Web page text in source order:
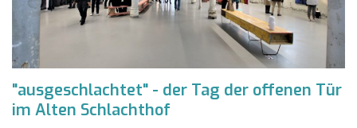
"ausgeschlachtet" - der Tag der offenen Tür
im Alten Schlachthof